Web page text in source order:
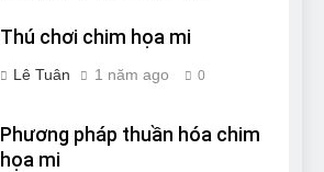
Thú chơi chim họa mi
Lê Tuân 1 năm ago 0
Phương pháp thuần hóa chim
họa mi